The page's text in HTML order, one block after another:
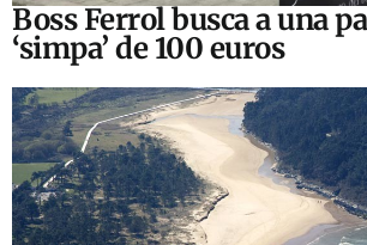
Boss Ferrol busca a una
‘simpa’ de 100 euros